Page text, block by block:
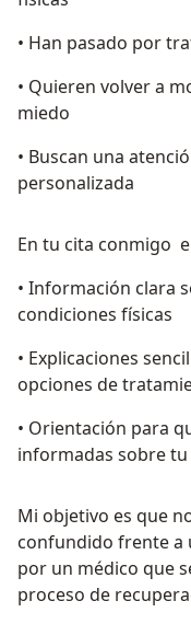
• Han pasado por
• Quieren volver a
miedo
• Buscan una
personalizada
En tu cita conmigo
• Información clara
condiciones físicas
• Explicaciones
opciones de
• Orientación para
informadas sobre tu
Mi objetivo es que
confundido frente a
por un médico que
proceso de